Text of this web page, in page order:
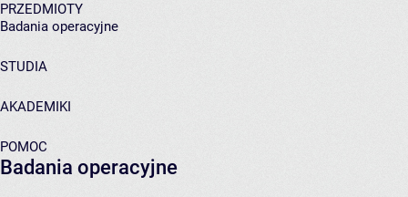
PRZEDMIOTY
Badania operacyjne
STUDIA
AKADEMIKI
POMOC
Badania operacyjne